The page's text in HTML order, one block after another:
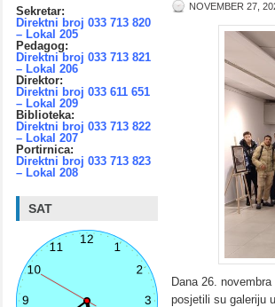
NOVEMBER 27,
Dana 26.
posjetili su galeriju
Sekretar:
Direktni broj 033 713 820
– Lokal 205
Pedagog:
Direktni broj 033 713 821
– Lokal 206
Direktor:
Direktni broj 033 611 651
– Lokal 209
Biblioteka:
Direktni broj 033 713 822
– Lokal 207
Portirnica:
Direktni broj 033 713 823
– Lokal 208
SAT